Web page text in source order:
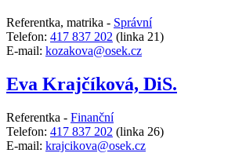
Referentka, matrika - Správní
Telefon: 417 837 202 (linka 21)
E-mail: kozakova@osek.cz
Eva Krajčíková, DiS.
Referentka - Finanční
Telefon: 417 837 202 (linka 26)
E-mail: krajcikova@osek.cz